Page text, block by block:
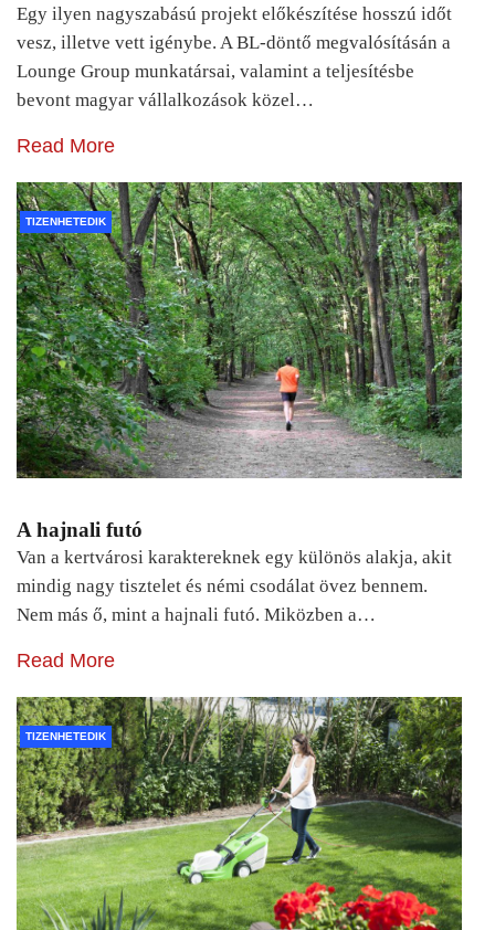
Egy ilyen nagyszabású projekt előkészítése hosszú időt
vesz, illetve vett igénybe. A BL-döntő megvalósításán a
Lounge Group munkatársai, valamint a teljesítésbe
bevont magyar vállalkozások közel…
Read More
TIZENHETEDIK
A hajnali futó
Van a kertvárosi karaktereknek egy különös alakja, akit
mindig nagy tisztelet és némi csodálat övez bennem.
Nem más ő, mint a hajnali futó. Miközben a…
Read More
TIZENHETEDIK